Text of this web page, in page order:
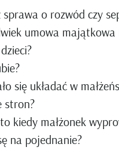
o rozwód czy
umowa majątkowa
się układać w
stron?
kiedy małżonek
na pojednanie?